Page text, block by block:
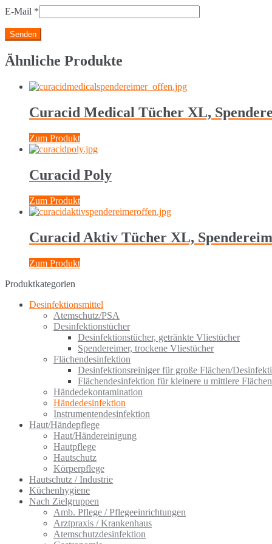
E-Mail *
Ähnliche Produkte
Curacid Medical Tücher XL,
Zum Produkt
Curacid Poly
Zum Produkt
Curacid Aktiv Tücher XL,
Zum Produkt
Produktkategorien
Desinfektionsmittel
Atemschutz/PSA
Desinfektionstücher
Desinfektionstücher, getränkte Vliestücher
Spendereimer, trockene Vliestücher
Flächendesinfektion
Desinfektionsreiniger für große Flächen/
Flächendesinfektion für kleinere u mittlere Flächen
Händedekontamination
Händedesinfektion
Instrumentendesinfektion
Haut/Händepflege
Haut/Händereinigung
Hautpflege
Hautschutz
Körperpflege
Hautschutz / Industrie
Küchenhygiene
Nach Zielgruppen
Amb. Pflege / Pflegeeinrichtungen
Arztpraxis / Krankenhaus
Atemschutzdesinfektion